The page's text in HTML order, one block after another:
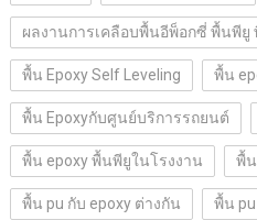
ผลงานการเคลือบพื้นอีพ็อกซี่ พื้นพียู
พื้น Epoxy Self Leveling พื้น
พื้น Epoxyกับศูนย์บริการรถยนต์
พื้น epoxy พื้นพียูในโรงงาน พื้
พื้น pu กับ epoxy ต่างกัน พื้น pu